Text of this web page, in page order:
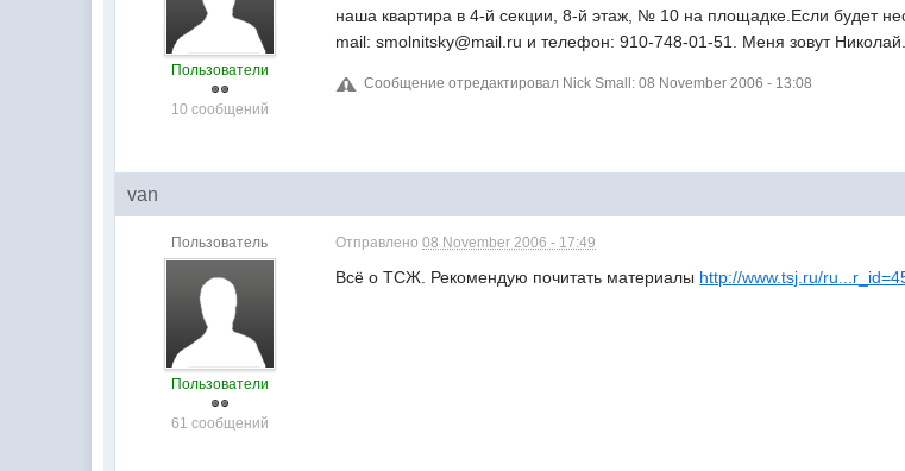
Пользователи
10 сообщений
наша квартира в 4-й секции, 8-й этаж, № 10 на площадке.Если будет
mail: smolnitsky@mail.ru и телефон: 910-748-01-51. Меня зовут Николай.
Сообщение отредактировал Nick Small: 08 November 2006 - 13:08
van
Пользователь
Пользователи
61 сообщений
Отправлено08 November 2006 - 17:49
Всё о ТСЖ. Рекомендую почитать материалы http://www.tsj.ru/